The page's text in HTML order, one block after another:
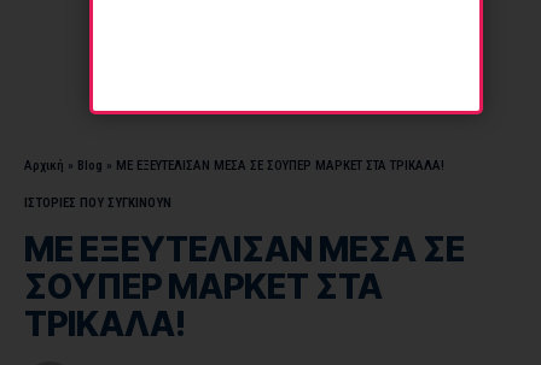
Αρχική » Blog » ΜΕ ΕΞΕΥΤΕΛΙΣΑΝ ΜΕΣΑ ΣΕ ΣΟΥΠΕΡ ΜΑΡΚΕΤ ΣΤΑ ΤΡΙΚΑΛΑ!
ΙΣΤΟΡΙΕΣ ΠΟΥ ΣΥΓΚΙΝΟΥΝ
ΜΕ ΕΞΕΥΤΕΛΙΣΑΝ ΜΕΣΑ ΣΕ
ΣΟΥΠΕΡ ΜΑΡΚΕΤ ΣΤΑ
ΤΡΙΚΑΛΑ!